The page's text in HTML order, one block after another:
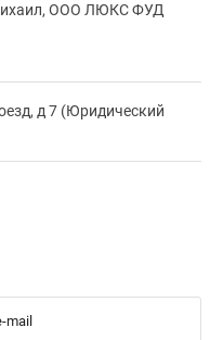
ООО ЛЮКС ФУД
д 7 (Юридический
mail